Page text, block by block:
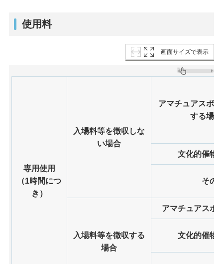
使用料
画面サイズで表示
専用使用
（1時間につ
き）
入場料等を徴収しな
い場合
アマチュアスポ
する場合
文化的催物
その
入場料等を徴収する
場合
アマチュアスポ
文化的催物